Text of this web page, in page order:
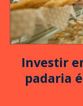
Investir
padaria